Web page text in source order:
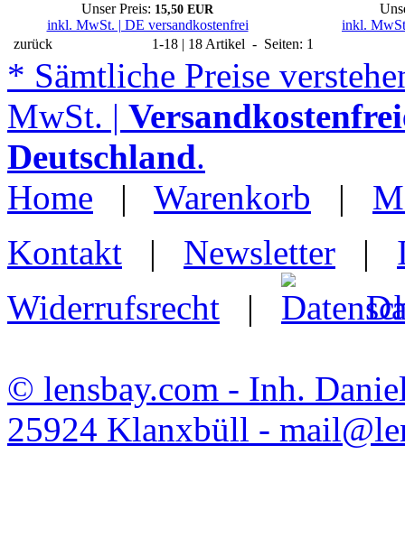
Unser Preis: 15,50 EUR
inkl. MwSt. | DE versandkostenfrei
inkl.
zurück
1-18 | 18 Artikel - Seiten: 1
* Sämtliche Preise
MwSt. |
Deutschland.
Home | Warenkorb |
Kontakt | Newsletter |
Widerrufsrecht |
© lensbay.com - Inh.
25924 Klanxbüll -